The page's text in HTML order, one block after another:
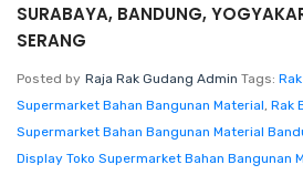
SURABAYA, BANDUNG,
SERANG
Posted by Raja Rak Gudang Admin Tags:
Supermarket Bahan Bangunan Material, Rak
Supermarket Bahan Bangunan Material
Display Toko Supermarket Bahan Bangunan